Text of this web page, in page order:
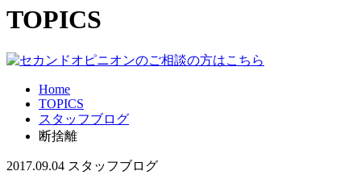
TOPICS
Home
TOPICS
スタッフブログ
断捨離
2017.09.04 スタッフブログ